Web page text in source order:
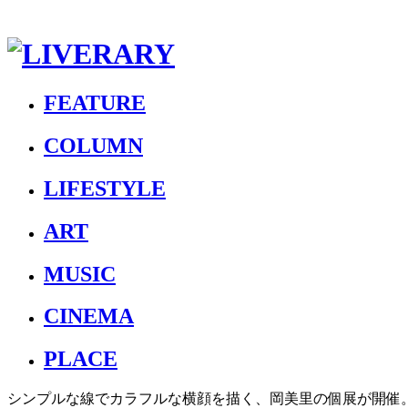
FEATURE
COLUMN
LIFESTYLE
ART
MUSIC
CINEMA
PLACE
シンプルな線でカラフルな横顔を描く、岡美里の個展が開催